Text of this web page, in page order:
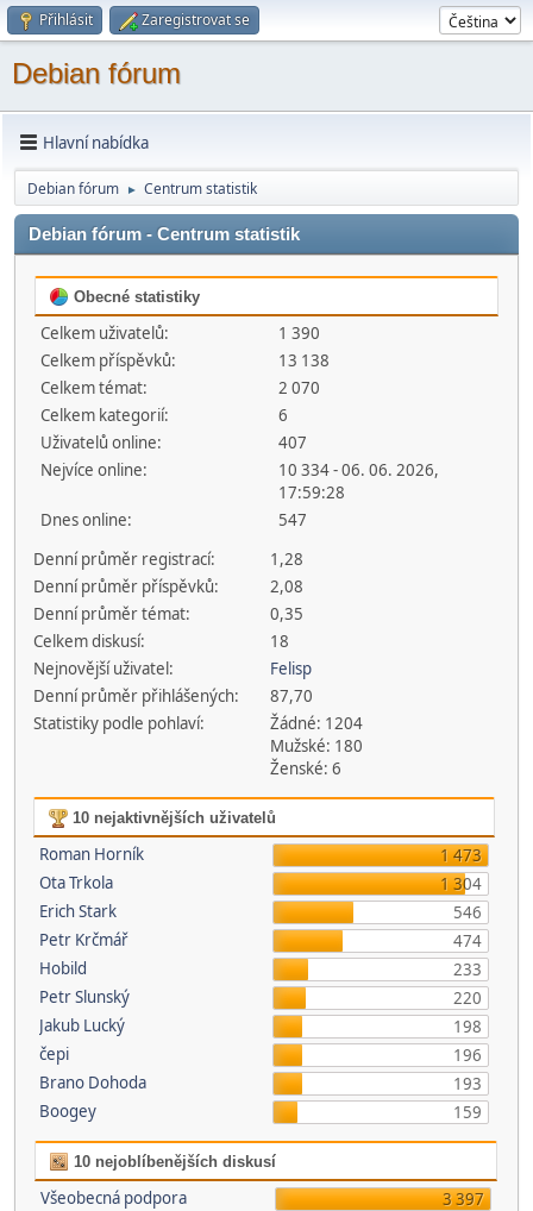
Přihlásit Zaregistrovat se
Debian fórum
Hlavní nabídka
Debian fórum ► Centrum statistik
Debian fórum - Centrum statistik
Obecné statistiky
Celkem uživatelů:
1 390
Celkem příspěvků:
13 138
Celkem témat:
2 070
Celkem kategorií:
6
Uživatelů online:
407
Nejvíce online:
10 334 - 06. 06. 2026,
17:59:28
Dnes online:
547
Denní průměr registrací:
1,28
Denní průměr příspěvků:
2,08
Denní průměr témat:
0,35
Celkem diskusí:
18
Nejnovější uživatel:
Felisp
Denní průměr přihlášených:
87,70
Statistiky podle pohlaví:
Žádné: 1204
Mužské: 180
Ženské: 6
10 nejaktivnějších uživatelů
Roman Horník
1 473
Ota Trkola
1 304
Erich Stark
546
Petr Krčmář
474
Hobild
233
Petr Slunský
220
Jakub Lucký
198
čepi
196
Brano Dohoda
193
Boogey
159
10 nejoblíbenějších diskusí
Všeobecná podpora
3 397